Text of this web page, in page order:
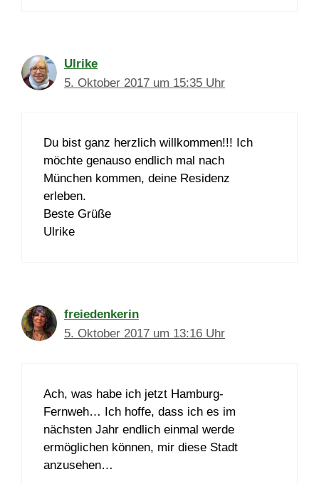
Ulrike
5. Oktober 2017 um 15:35 Uhr
Du bist ganz herzlich willkommen!!! Ich
möchte genauso endlich mal nach
München kommen, deine Residenz
erleben.
Beste Grüße
Ulrike
freiedenkerin
5. Oktober 2017 um 13:16 Uhr
Ach, was habe ich jetzt Hamburg-
Fernweh… Ich hoffe, dass ich es im
nächsten Jahr endlich einmal werde
ermöglichen können, mir diese Stadt
anzusehen…